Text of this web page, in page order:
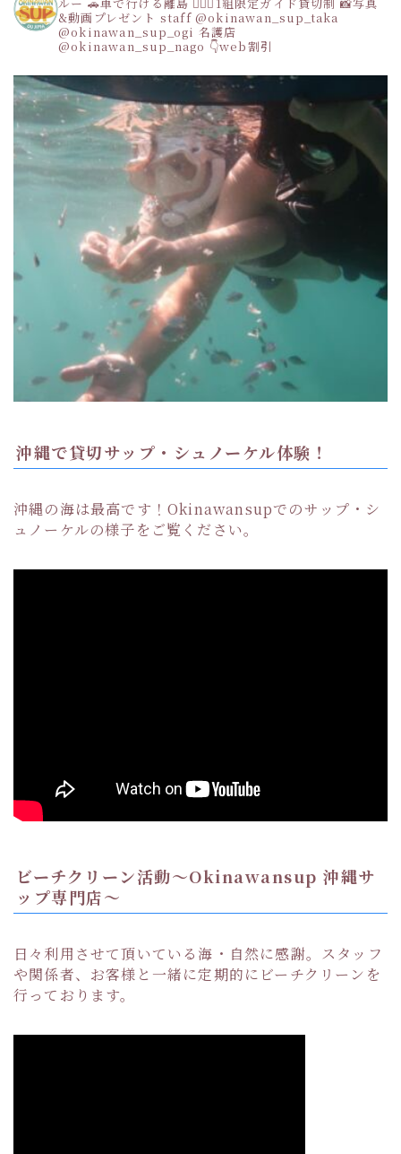
&動画プレゼント staff@okinawan_sup_taka
@okinawan_sup_ogi 名護店
@okinawan_sup_nago 👇web割引
沖縄で貸切サップ・シュノーケル体験！
沖縄の海は最高です！Okinawansupでのサップ・シ
ュノーケルの様子をご覧ください。
ビーチクリーン活動〜Okinawansup 沖縄サ
ップ専門店〜
日々利用させて頂いている海・自然に感謝。スタッフ
や関係者、お客様と一緒に定期的にビーチクリーンを
行っております。